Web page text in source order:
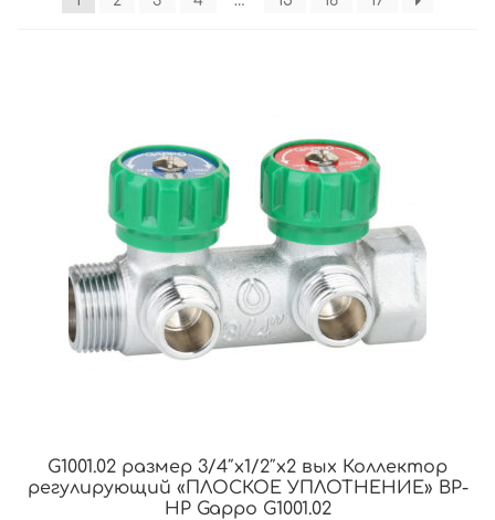
G1001.02 размер 3/4″x1/2″х2 вых Коллектор
регулирующий «ПЛОСКОЕ УПЛОТНЕНИЕ» ВР-
НР Gappo G1001.02